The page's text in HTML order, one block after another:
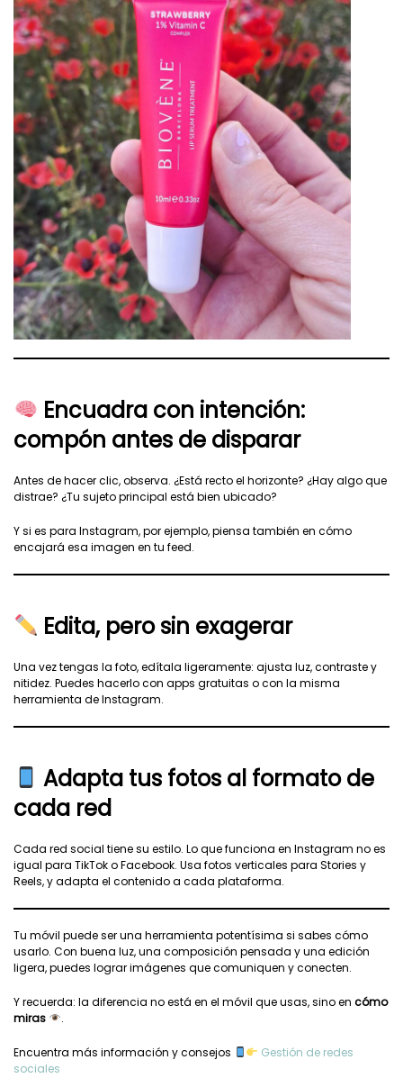
Encuadra con intención:
compón antes de disparar
Antes de hacer clic, observa. ¿Está recto el horizonte? ¿Hay algo que
distrae? ¿Tu sujeto principal está bien ubicado?
Y si es para Instagram, por ejemplo, piensa también en cómo
encajará esa imagen en tu feed.
Edita, pero sin exagerar
Una vez tengas la foto, edítala ligeramente: ajusta luz, contraste y
nitidez. Puedes hacerlo con apps gratuitas o con la misma
herramienta de Instagram.
Adapta tus fotos al formato de
cada red
Cada red social tiene su estilo. Lo que funciona en Instagram no es
igual para TikTok o Facebook. Usa fotos verticales para Stories y
Reels, y adapta el contenido a cada plataforma.
Tu móvil puede ser una herramienta potentísima si sabes cómo
usarlo. Con buena luz, una composición pensada y una edición
ligera, puedes lograr imágenes que comuniquen y conecten.
Y recuerda: la diferencia no está en el móvil que usas, sino en cómo
miras
.
Encuentra más información y consejos
Gestión de redes
sociales